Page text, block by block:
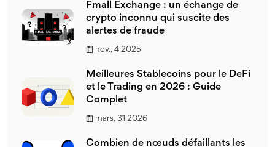
Fmall Exchange : un échange de
crypto inconnu qui suscite des
alertes de fraude
nov., 4 2025
Meilleures Stablecoins pour le DeFi
et le Trading en 2026 : Guide
Complet
mars, 31 2026
Combien de nœuds défaillants les